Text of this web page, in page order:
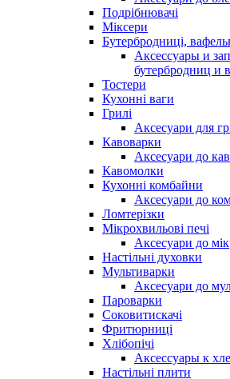
Подрібнювачі
Міксери
Бутербродниці,
Аксессуары и
бутербродниц и
Тостери
Кухонні ваги
Грилі
Аксесуари для
Кавоварки
Аксесуари до
Кавомолки
Кухонні комбайни
Аксесуари до
Ломтерізки
Мікрохвильові печі
Аксесуари до
Настільні духовки
Мультиварки
Аксесуари до
Пароварки
Соковитискачі
Фритюрниці
Хлібопічі
Аксессуары к
Настільні плити